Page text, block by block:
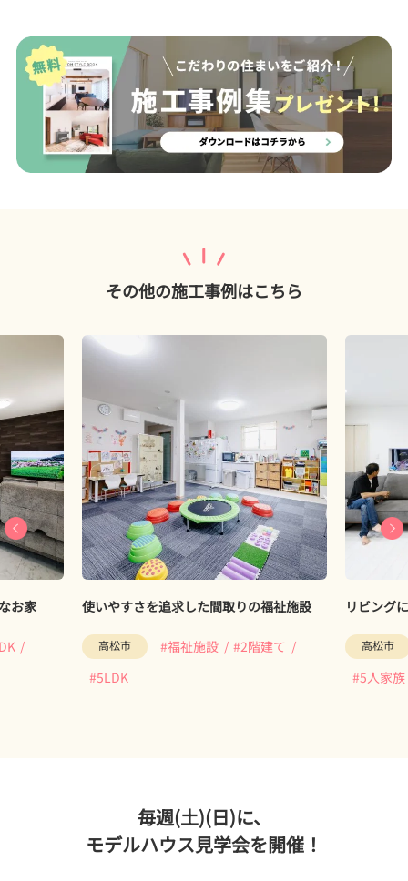
その他の施工事例はこちら
お家 使いやすさを追求した間取りの福祉施設
高松市 #福祉施設
#2階建て
#5LDK
リビング
高松市
#5人家族
毎週(土)(日)に、
モデルハウス見学会を開催！